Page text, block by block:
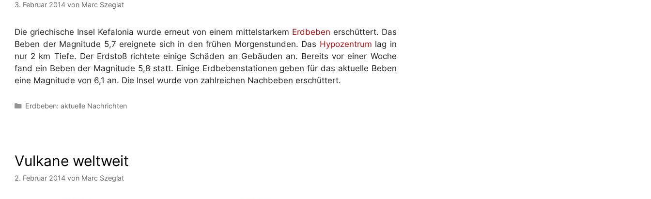
3. Februar 2014 von Marc Szeglat
Die griechische Insel Kefalonia wurde erneut von einem mittelstarkem Erdbeben erschüttert. Das
Beben der Magnitude 5,7 ereignete sich in den frühen Morgenstunden. Das Hypozentrum lag in
nur 2 km Tiefe. Der Erdstoß richtete einige Schäden an Gebäuden an. Bereits vor einer Woche
fand ein Beben der Magnitude 5,8 statt. Einige Erdbebenstationen geben für das aktuelle Beben
eine Magnitude von 6,1 an. Die Insel wurde von zahlreichen Nachbeben erschüttert.
Kategorien
Erdbeben: aktuelle Nachrichten
Vulkane weltweit
2. Februar 2014 von Marc Szeglat